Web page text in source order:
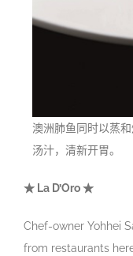
澳洲肺鱼同时以蒸
汤汁，清新开胃。
★ La D’Oro ★
Chef-owner Yohhei
from restaurants